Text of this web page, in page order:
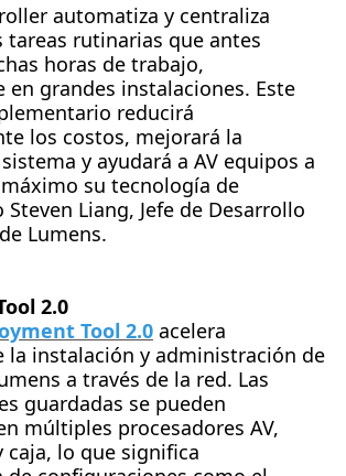
automatiza y centraliza
tareas rutinarias que antes
horas de trabajo,
en grandes instalaciones. Este
reducirá
los costos, mejorará la
y ayudará a AV equipos a
su tecnología de
Steven Liang, Jefe de Desarrollo
Lumens.
2.0
Tool 2.0 acelera
la instalación y administración de
a través de la red. Las
guardadas se pueden
múltiples procesadores AV,
caja, lo que significa